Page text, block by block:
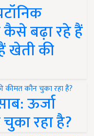
कैसे बढ़ा रहे हैं
खेती की
ऊर्जा
रहा है?